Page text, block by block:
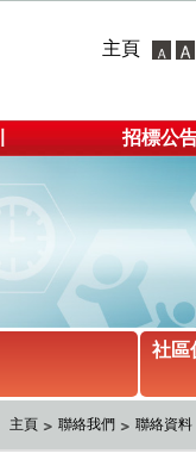
主頁
招標公
社區
主頁 聯絡我們 聯絡資料